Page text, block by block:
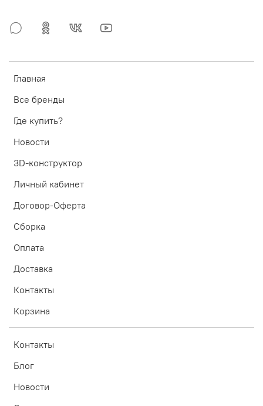
Главная
Все бренды
Где купить?
Новости
3D-конструктор
Личный кабинет
Договор-Оферта
Сборка
Оплата
Доставка
Контакты
Корзина
Контакты
Блог
Новости